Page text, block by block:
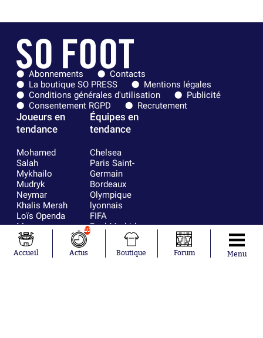
Abonnements
Contacts
La boutique SO PRESS
Mentions légales
Conditions générales d'utilisation
Publicité
Consentement RGPD
Recrutement
Joueurs en
tendance
Mohamed
Salah
Mykhailo
Mudryk
Neymar
Khalis Merah
Loïs Openda
Moussa
Niakhaté
Nicolás
Tagliafico
Équipes en
tendance
Chelsea
Paris Saint-
Germain
Bordeaux
Olympique
lyonnais
FIFA
Real Madrid
RC Strasbourg
AC Milan
France
Accueil
10
Actus Boutique Forum Menu